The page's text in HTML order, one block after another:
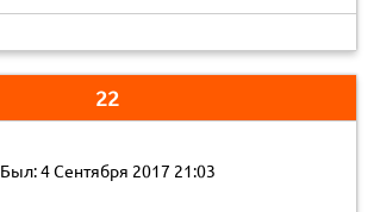
22
Был: 4 Сентября 2017 21:03